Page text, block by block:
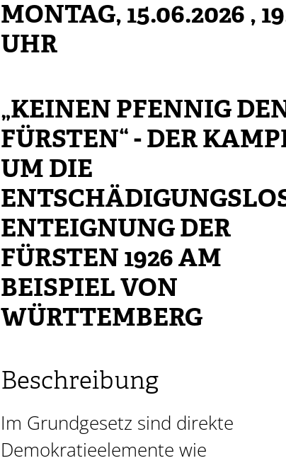
MONTAG, 15.06.2026 ,
UHR
„KEINEN PFENNIG
FÜRSTEN“ - DER
UM DIE
ENTEIGNUNG DER
FÜRSTEN 1926 AM
BEISPIEL VON
WÜRTTEMBERG
Beschreibung
Im Grundgesetz sind direkte
Demokratieelemente wie